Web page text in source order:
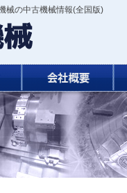
械の中古機械情報(全国版)